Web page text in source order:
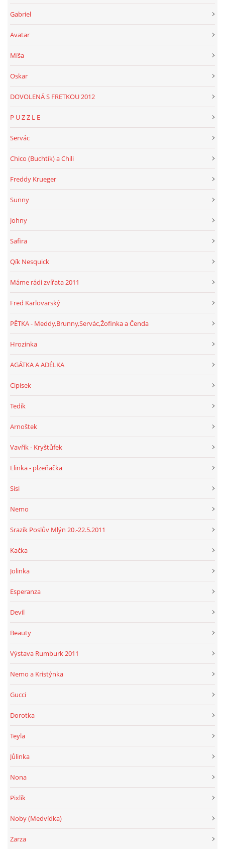
Gabriel
Avatar
Míša
Oskar
DOVOLENÁ S FRETKOU 2012
P U Z Z L E
Servác
Chico (Buchtík) a Chili
Freddy Krueger
Sunny
Johny
Safira
Qík Nesquick
Máme rádi zvířata 2011
Fred Karlovarský
PĚTKA - Meddy,Brunny,Servác,Žofinka a Čenda
Hrozinka
AGÁTKA A ADÉLKA
Cipísek
Tedík
Arnoštek
Vavřík - Kryštůfek
Elinka - plzeňačka
Sisi
Nemo
Srazík Poslův Mlýn 20.-22.5.2011
Kačka
Jolinka
Esperanza
Devil
Beauty
Výstava Rumburk 2011
Nemo a Kristýnka
Gucci
Dorotka
Teyla
Jůlinka
Nona
Pixlík
Noby (Medvídka)
Zarza